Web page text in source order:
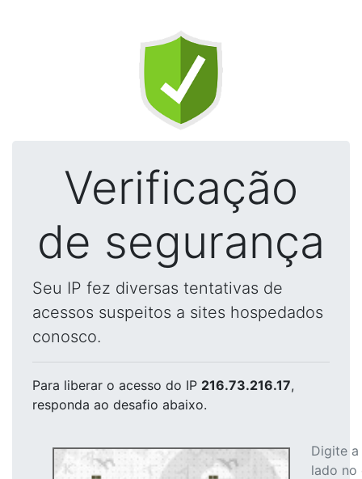
Verificação
de segurança
Seu IP fez diversas tentativas de
acessos suspeitos a sites hospedados
conosco.
Para liberar o acesso do IP 216.73.216.17,
responda ao desafio abaixo.
Digite
lado no